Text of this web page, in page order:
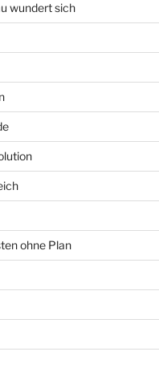
wundert sich
ohne Plan